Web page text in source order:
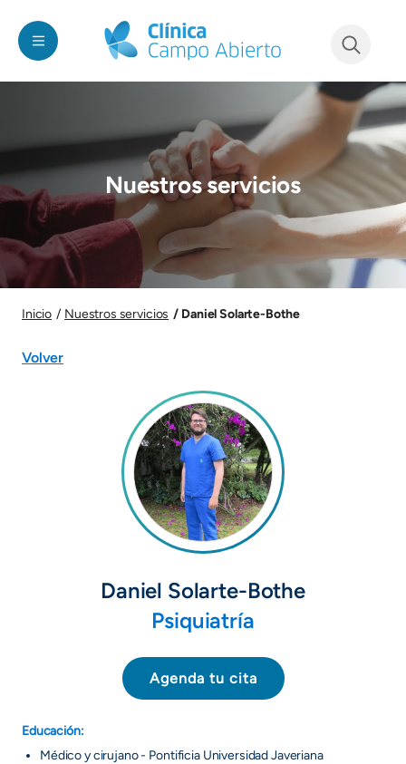
Nuestros servicios
Inicio Nuestros servicios Daniel Solarte-Bothe
Volver
Daniel Solarte-Bothe
Psiquiatría
Agenda tu cita
Educación:
Médico y cirujano - Pontificia Universidad Javeriana